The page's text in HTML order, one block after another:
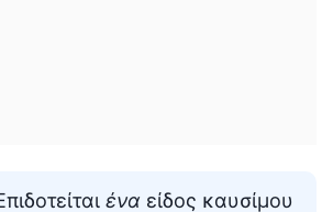
ένα είδος καυσίμου